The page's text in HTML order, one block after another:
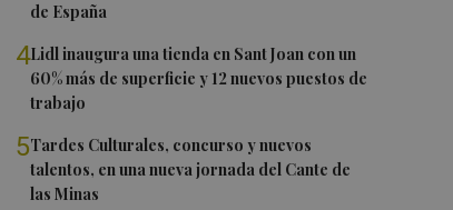
de España
4Lidl inaugura una tienda en Sant Joan con un
60% más de superficie y 12 nuevos puestos de
trabajo
5Tardes Culturales, concurso y nuevos
talentos, en una nueva jornada del Cante de
las Minas